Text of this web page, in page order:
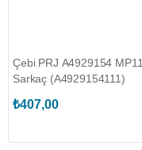
Çebi PRJ A4929154 MP11
Sarkaç (A4929154111)
₺407,00